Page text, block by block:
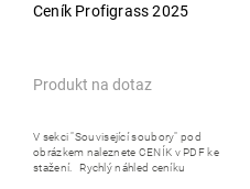
Ceník Profigrass 2025
Produkt na dotaz
V sekci "Související soubory" pod
obrázkem naleznete CENÍK v PDF ke
stažení. Rychlý náhled ceníku